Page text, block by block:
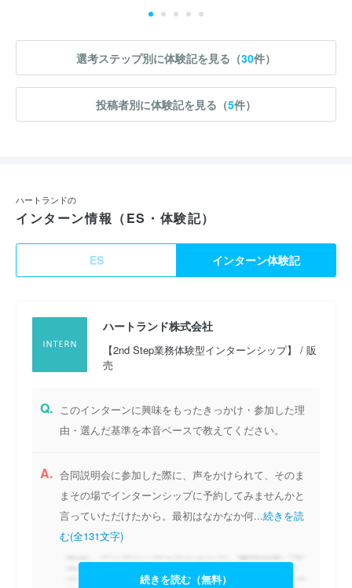
選考ステップ別に体験記を見る（30件）
投稿者別に体験記を見る（5件）
ハートランドの
インターン情報（ES・体験記）
ES インターン体験記
ハートランド株式会社
【2nd Step業務体験型インターンシップ】 / 販
売
Q. このインターンに興味をもったきっかけ・参加した理
由・選んだ基準を本音ベースで教えてください。
A. 合同説明会に参加した際に、声をかけられて、そのま
まその場でインターンシップに予約してみませんかと
言っていただけたから。最初はなかなか何...続きを読
む(全131文字)
続きを読む（無料）